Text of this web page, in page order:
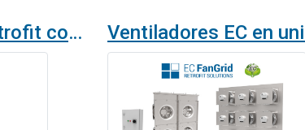
Los proyectos retrofit con ventiladores EC Fan Grid ahorran energía